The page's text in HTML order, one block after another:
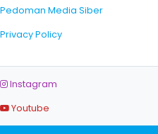
Pedoman Media Siber
Privacy Policy
Instagram
Youtube